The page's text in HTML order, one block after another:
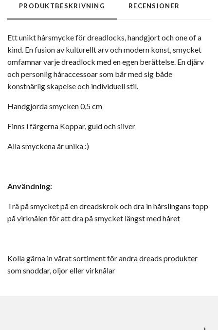
PRODUKTBESKRIVNING RECENSIONER
Ett unikt hårsmycke för dreadlocks, handgjort och one of a
kind. En fusion av kulturellt arv och modern konst, smycket
omfamnar varje dreadlock med en egen berättelse. En djärv
och personlig håraccessoar som bär med sig både
konstnärlig skapelse och individuell stil.
Handgjorda smycken 0,5 cm
Finns i färgerna Koppar, guld och silver
Alla smyckena är unika :)
Användning:
Trä på smycket på en dreadskrok och dra in hårslingans topp
på virknålen för att dra på smycket längst med håret
Kolla gärna in vårat sortiment för andra dreads produkter
som snoddar, oljor eller virknålar